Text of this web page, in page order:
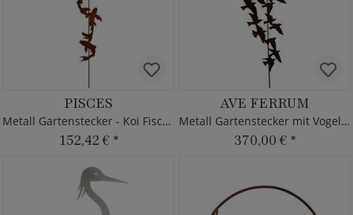
PISCES
Metall Gartenstecker - Koi Fische
152,42 € *
AVE FERRUM
Metall Gartenstecker mit Vogelschwarm
370,00 € *